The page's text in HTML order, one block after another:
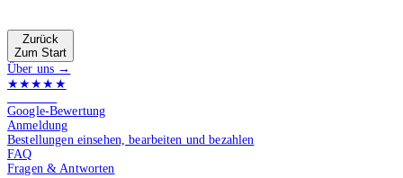
Zurück
Zum Start
Über uns →
★★★★★
Google-Bewertung
Anmeldung
Bestellungen einsehen, bearbeiten und bezahlen
FAQ
Fragen & Antworten